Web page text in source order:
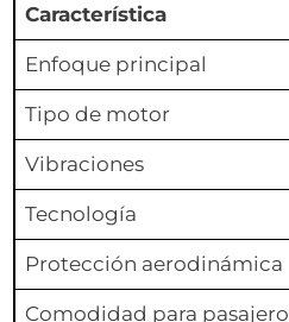
Característica
Enfoque principal
Tipo de motor
Vibraciones
Tecnología
Protección aerodinámica
Comodidad para pasajero